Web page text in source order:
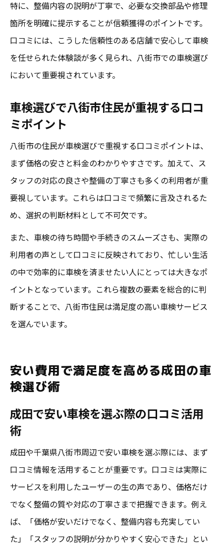
る
車検費用節約に役立つ八街市口コミ情報ま
とめ
成田と八街車検口コミの費用比較ポイント
マンス
安い車検を八街市で探す時の口コミ活用術
特に、整備内容の説明が丁寧で、必要な交換部品や修理
箇所を明確に提示することが信頼獲得のポイントです。
口コミには、こうした信頼性のある店舗で安心して車検
を任せられた体験談が多く見られ、八街市での車検選び
において重要視されています。
車検選びで八街市住民が重視する口コ
ミポイント
八街市の住民が車検選びで重視する口コミポイントは、
まず価格の安さと料金のわかりやすさです。加えて、ス
タッフの対応の良さや整備の丁寧さも多くの利用者が重
要視しています。これらは口コミで頻繁に言及されるた
め、選択の判断材料として不可欠です。
また、車検の待ち時間や手続きのスムーズさも、実際の
利用者の声として口コミに反映されており、忙しい生活
の中で効率的に車検を済ませたい人にとっては大きなポ
イントとなっています。これら複数の要素を総合的に判
断することで、八街市住民は満足度の高い車検サービス
を選んでいます。
安い費用で満足度を高める成田の車
検選び術
成田で安い車検を選ぶ際の口コミ活用
術
成田や千葉県八街市周辺で安い車検を選ぶ際には、まず
口コミ情報を活用することが重要です。口コミは実際に
サービスを利用したユーザーの生の声であり、価格だけ
でなく整備の質や対応の丁寧さまで把握できます。例え
ば、「価格が安いだけでなく、整備内容も充実してい
た」「スタッフの説明が分かりやすく安心できた」とい